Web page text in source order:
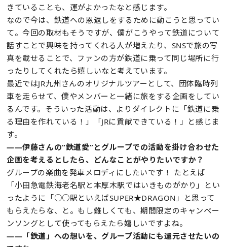
きていることも、運がよかったなと感じます。
なので今は、鉄道への恩返しをするために動こうと思ってい
て。今回の取材もそうですが、僕がこうやって鉄道について
話すことで興味を持ってくれる人が増えたり、SNSで旅の写
真を載せることで、ファンの方が鉄道に乗って同じ場所に行
ったりしてくれたら嬉しいなと考えています。
最近ではJR九州さんのオリジナルツアーとして、団体臨時列
車を走らせて、僕やメンバーと一緒に旅をする企画をしてい
るんです。そういった活動は、よりダイレクトに「鉄道に乗
る理由を作れている！」「JRに貢献できている！」と感じま
す。
——伊藤さんの“鉄道愛”とグループでの活動を掛け合わせた
企画を考えるとしたら、どんなことがやりたいですか？
グループの楽曲を発車メロディにしたいです！ たとえば
「小田急電鉄海老名駅と本厚木駅ではいきものがかり」とい
ったように「○○駅といえばSUPER★DRAGON」と思って
もらえたらな、と。もし難しくても、期間限定のキャンペー
ンソングとして使ってもらえたら嬉しいですよね。
——「鉄道」への想いを、グループ活動にも還元させたいの